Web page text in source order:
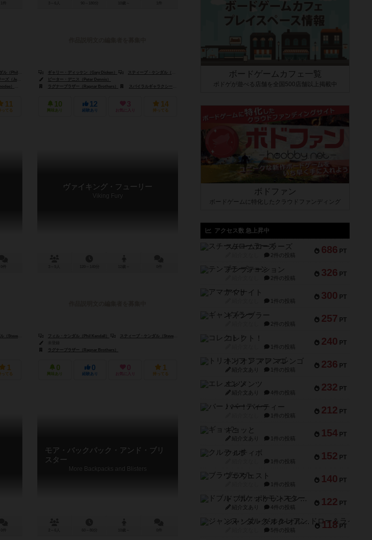
Kendall）
Edwards）
ステファン・ポアンソ（Stéphane Poinsot）
） IDWゲームズ（IDW Games）
11
ってる
ギャリー・ディッケン（Gary Dicken） スティーブ・ケンダル（Steve Kendall）
フィル・ケンダル（Phil Kendall）
ピーター・デニス（Peter Dennis）
ラグナーブラザー（Ragnar Brothers）
スパイラルギャラクシーゲームズ（Spiral Galaxy Games）
10
興味あり
12
経験あり
3
お気に入り
14
持ってる
Kendall）
ギャリー・ディッケン（Gary Dicken）
1
ってる
ヴァイキング・フューリー
Viking Fury
フィル・ケンダル（Phil Kendall）
スティーブ・ケンダル（Steve Kendall）
ラグナーブラザー（Ragnar Brothers）
0
興味あり
0
経験あり
0
お気に入り
1
持ってる
モア・バックパック・アンド・ブリ
スター
More Backpacks and Blisters
ボードゲームカフェ一覧
ボドゲが遊べる店舗を全国500店舗以上掲載中
ボドファン
ボードゲームに特化したクラウドファンディング
アクセス数 急上昇中
686 PT
スチームローラーズ
2件の投稿
326 PT
テンプテーション
2件の投稿
300 PT
アマナイト
1件の投稿
257 PT
ギャンブラー
2件の投稿
240 PT
コレクト！
1件の投稿
236 PT
トリオンフ ア マレンゴ
紹介文あり 1件の投稿
232 PT
エレメンツ
紹介文あり 4件の投稿
212 PT
バー！パーティー
1件の投稿
154 PT
ギョッと
紹介文あり 1件の投稿
152 PT
クルティボ
1件の投稿
140 PT
ブラヴェスト
1件の投稿
122 PT
ドブル：ポケットモンスター
紹介文あり 4件の投稿
118 PT
ジャンヌ・ダルク-オルレアン ドロー＆ライト
5件の投稿